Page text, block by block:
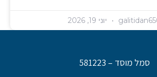
יוני 19, 2026
סמל מוסד – 581223